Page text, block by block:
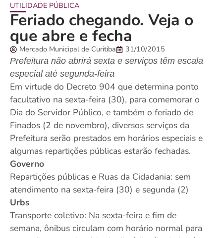
UTILIDADE PÚBLICA
Feriado chegando. Veja o
que abre e fecha
Mercado Municipal de Curitiba
31/10/2015
Prefeitura não abrirá sexta e serviços têm escala
especial até segunda-feira
Em virtude do Decreto 904 que determina ponto
facultativo na sexta-feira (30), para comemorar o
Dia do Servidor Público, e também o feriado de
Finados (2 de novembro), diversos serviços da
Prefeitura serão prestados em horários especiais e
algumas repartições públicas estarão fechadas.
Governo
Repartições públicas e Ruas da Cidadania: sem
atendimento na sexta-feira (30) e segunda (2)
Urbs
Transporte coletivo: Na sexta-feira e fim de
semana, ônibus circulam com horário normal para